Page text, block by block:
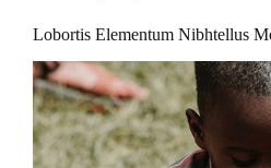
Lobortis Elementum Nibhtellus